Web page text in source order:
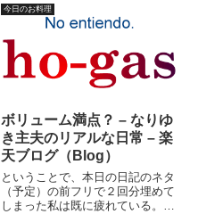
ったことはないが。やる気になれ
ば、素早くセッティング出来るは
ずだ。去年妻が買っておいたひな
人形セットを取り出す。これ
は・...
今日のお料理
ボリューム満点？ – なりゆ
き主夫のリアルな日常 – 楽
天ブログ（Blog）
ということで、本日の日記のネタ
（予定）の前フリで２回分埋めて
しまった私は既に疲れている。